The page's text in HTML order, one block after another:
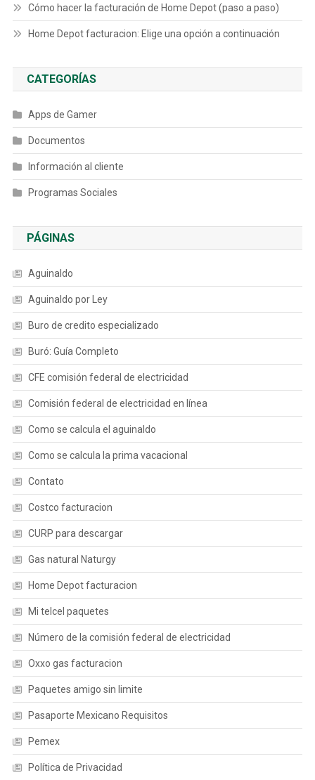
Cómo hacer la facturación de Home Depot (paso a paso)
Home Depot facturacion: Elige una opción a continuación
CATEGORÍAS
Apps de Gamer
Documentos
Información al cliente
Programas Sociales
PÁGINAS
Aguinaldo
Aguinaldo por Ley
Buro de credito especializado
Buró: Guía Completo
CFE comisión federal de electricidad
Comisión federal de electricidad en línea
Como se calcula el aguinaldo
Como se calcula la prima vacacional
Contato
Costco facturacion
CURP para descargar
Gas natural Naturgy
Home Depot facturacion
Mi telcel paquetes
Número de la comisión federal de electricidad
Oxxo gas facturacion
Paquetes amigo sin limite
Pasaporte Mexicano Requisitos
Pemex
Política de Privacidad